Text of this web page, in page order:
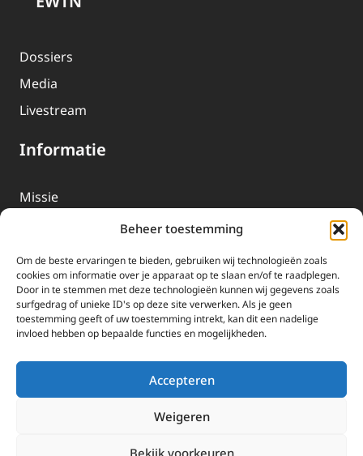
Beheer toestemming
Om de beste ervaringen te bieden, gebruiken wij technologieën zoals
cookies om informatie over je apparaat op te slaan en/of te raadplegen.
Door in te stemmen met deze technologieën kunnen wij gegevens zoals
surfgedrag of unieke ID's op deze site verwerken. Als je geen
toestemming geeft of uw toestemming intrekt, kan dit een nadelige
invloed hebben op bepaalde functies en mogelijkheden.
Accepteren
Weigeren
Bekijk voorkeuren
Dossiers
Media
Livestream
Informatie
Missie
EWTN-Team
Organisatiegegevens
Doneren
EWTN wordt uitsluitend gefinancierd door uw donaties.
Wij ontvangen bewust geen advertentie-inkomsten of